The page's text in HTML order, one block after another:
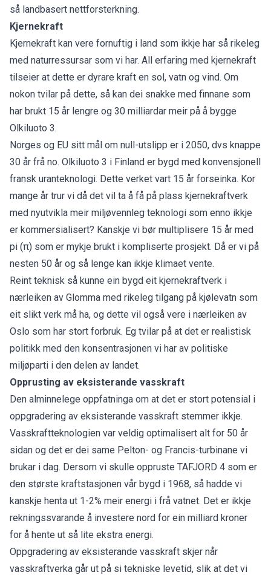
så landbasert nettforsterkning.
Kjernekraft
Kjernekraft kan vere fornuftig i land som ikkje har så rikeleg
med naturressursar som vi har. All erfaring med kjernekraft
tilseier at dette er dyrare kraft en sol, vatn og vind. Om
nokon tvilar på dette, så kan dei snakke med finnane som
har brukt 15 år lengre og 30 milliardar meir på å bygge
Olkiluoto 3.
Norges og EU sitt mål om null-utslipp er i 2050, dvs knappe
30 år frå no. Olkiluoto 3 i Finland er bygd med konvensjonell
fransk uranteknologi. Dette verket vart 15 år forseinka. Kor
mange år trur vi då det vil ta å få på plass kjernekraftverk
med nyutvikla meir miljøvennleg teknologi som enno ikkje
er kommersialisert? Kanskje vi bør multiplisere 15 år med
pi (π) som er mykje brukt i kompliserte prosjekt. Då er vi på
nesten 50 år og så lenge kan ikkje klimaet vente.
Reint teknisk så kunne ein bygd eit kjernekraftverk i
nærleiken av Glomma med rikeleg tilgang på kjølevatn som
eit slikt verk må ha, og dette vil også vere i nærleiken av
Oslo som har stort forbruk. Eg tvilar på at det er realistisk
politikk med den konsentrasjonen vi har av politiske
miljøparti i den delen av landet.
Opprusting av eksisterande vasskraft
Den alminnelege oppfatninga om at det er stort potensial i
oppgradering av eksisterande vasskraft stemmer ikkje.
Vasskraftteknologien var veldig optimalisert alt for 50 år
sidan og det er dei same Pelton- og Francis-turbinane vi
brukar i dag. Dersom vi skulle oppruste TAFJORD 4 som er
den største kraftstasjonen vår bygd i 1968, så hadde vi
kanskje henta ut 1-2% meir energi i frå vatnet. Det er ikkje
rekningssvarande å investere nord for ein milliard kroner
for å hente ut så lite ekstra energi.
Oppgradering av eksisterande vasskraft skjer når
vasskraftverka går ut på si tekniske levetid, slik at det vi